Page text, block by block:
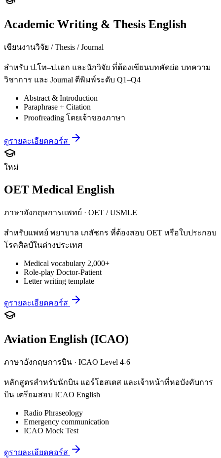
Academic Writing & Thesis English
เขียนงานวิจัย / Thesis / Journal
สำหรับ ป.โท–ป.เอก และนักวิจัย ที่ต้องเขียนบทคัดย่อ บทความ
วิชาการ และ Journal ตีพิมพ์ระดับ Q1–Q4
Abstract & Introduction
Paraphrase + Citation
Proofreading โดยเจ้าของภาษา
ดูรายละเอียดคอร์ส
ใหม่
OET Medical English
ภาษาอังกฤษการแพทย์ · OET / USMLE
สำหรับแพทย์ พยาบาล เภสัชกร ที่ต้องสอบ OET หรือใบประกอบ
โรคศิลป์ในต่างประเทศ
Medical vocabulary 2,000+
Role-play Doctor-Patient
Letter writing template
ดูรายละเอียดคอร์ส
Aviation English (ICAO)
ภาษาอังกฤษการบิน · ICAO Level 4-6
หลักสูตรสำหรับนักบิน แอร์โฮสเตส และเจ้าหน้าที่หอบังคับการ
บิน เตรียมสอบ ICAO English
Radio Phraseology
Emergency communication
ICAO Mock Test
ดูรายละเอียดคอร์ส